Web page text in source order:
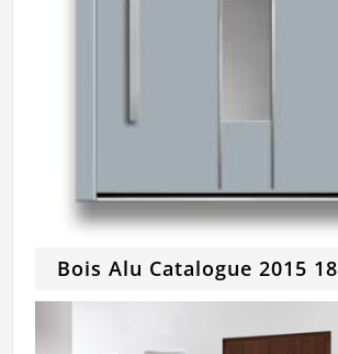
Bois Alu Catalogue 2015 18